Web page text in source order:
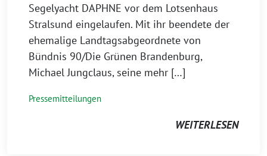
Segelyacht DAPHNE vor dem Lotsenhaus
Stralsund eingelaufen. Mit ihr beendete der
ehemalige Landtagsabgeordnete von
Bündnis 90/Die Grünen Brandenburg,
Michael Jungclaus, seine mehr […]
Pressemitteilungen
WEITERLESEN